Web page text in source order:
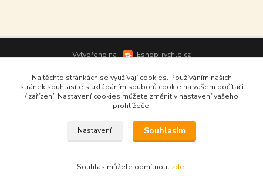
Vytvořeno na Eshop-rychle.cz
Na těchto stránkách se využívají cookies. Používáním našich
stránek souhlasíte s ukládáním souborů cookie na vašem počítači
/ zařízení. Nastavení cookies můžete změnit v nastavení vašeho
prohlížeče.
Nastavení Souhlasím
Souhlas můžete odmítnout zde.